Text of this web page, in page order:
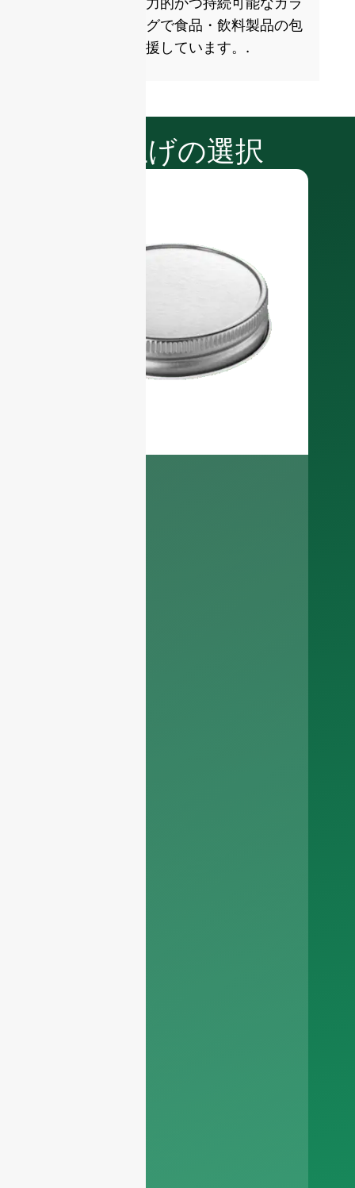
スパッケージングで食品・飲料製品の包
装・商品化を支援しています。.
仕上げの選択